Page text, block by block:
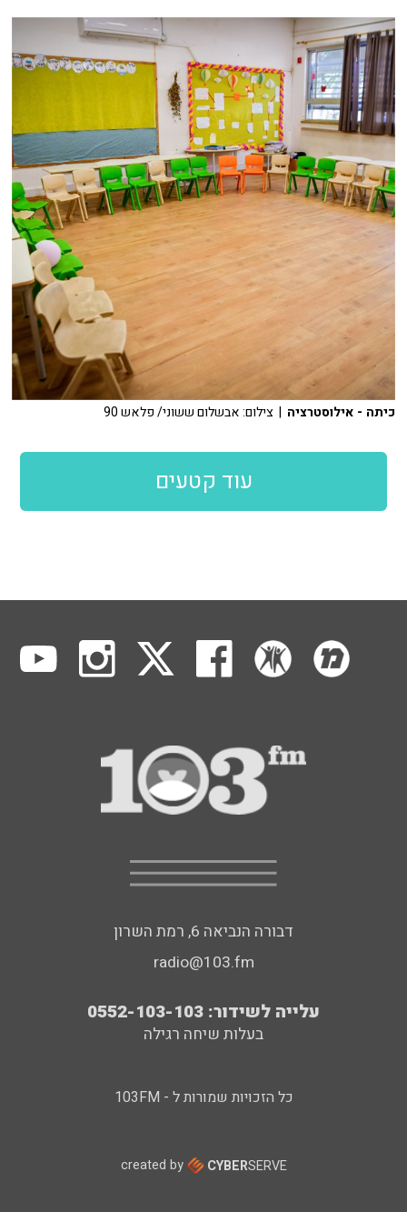
כיתה - אילוסטרציה | צילום: אבשלום ששוני/ פלאש 90
עוד קטעים
דבורה הנביאה 6, רמת השרון
radio@103.fm
עלייה לשידור: 0552-103-103
בעלות שיחה רגילה
כל הזכויות שמורות ל - 103FM
created by CYBERSERVE